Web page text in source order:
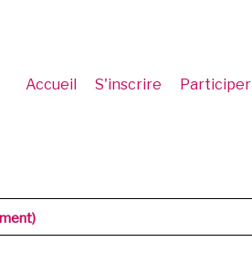
Accueil S'inscrire Participer